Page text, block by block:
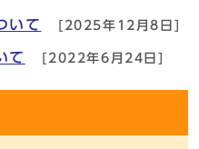
いて [2025年12月8日]
て [2022年6月24日]